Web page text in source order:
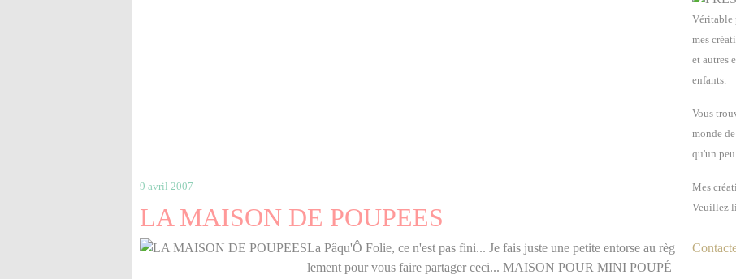
9 avril 2007
LA MAISON DE POUPEES
La Pâqu'Ô Folie, ce n'est pas fini... Je fais juste une petite entorse au règ
lement pour vous faire partager ceci... MAISON POUR MINI POUPÉ
Véritable
mes
et autres
enfants.
Vous
monde
qu'un
Mes
Veuillez